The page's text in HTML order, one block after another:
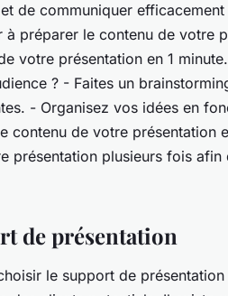
de communiquer
préparer le contenu de votre
votre présentation en 1
? - Faites un
- Organisez vos idées en
contenu de votre présentation
présentation plusieurs fois
de présentation
le support de